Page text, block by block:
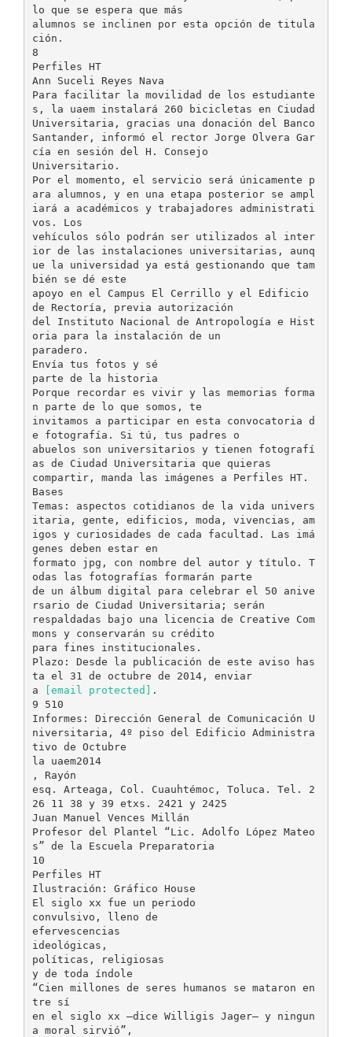
[email protected] .
9 510
Informes: Dirección General de Comunicación U
niversitaria, 4º piso del Edificio Administra
tivo de Octubre
la uaem2014
, Rayón
esq. Arteaga, Col. Cuauhtémoc, Toluca. Tel. 2
26 11 38 y 39 etxs. 2421 y 2425
Juan Manuel Vences Millán
Profesor del Plantel “Lic. Adolfo López Mateo
s” de la Escuela Preparatoria
10
Perfiles HT
Ilustración: Gráfico House
El siglo xx fue un periodo
convulsivo, lleno de
efervescencias
ideológicas,
políticas, religiosas
y de toda índole
“Cien millones de seres humanos se mataron en
tre sí
en el siglo xx —dice Willigis Jager— y ningun
a moral sirvió”,